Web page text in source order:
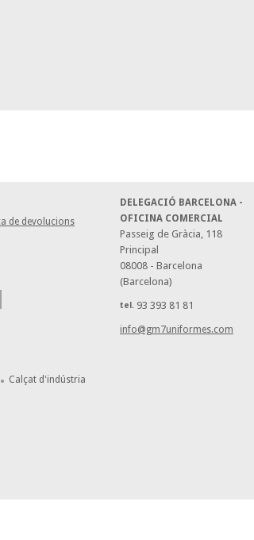
DELEGACIÓ BARCELONA -
OFICINA COMERCIAL
Passeig de Gràcia, 118
Principal
08008 - Barcelona
(Barcelona)
tel. 93 393 81 81
info@gm7uniformes.com
de devolucions
Calçat d'indústria